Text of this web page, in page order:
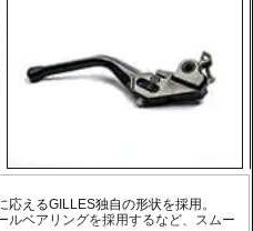
えるGILLES独自の形状を採用。
ルベアリングを採用するなど、スムー